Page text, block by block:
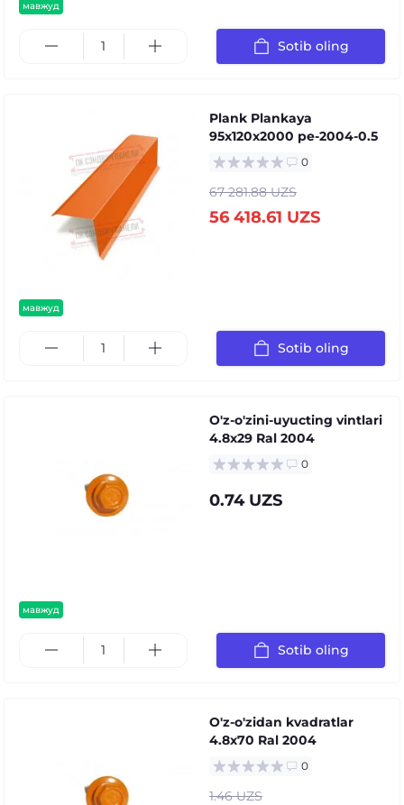
мавжуд
Sotib oling
мавжуд
Plank Plankaya
95x120x2000 pe-2004-0.5
0
67 281.88 UZS
56 418.61 UZS
Sotib oling
мавжуд
O'z-o'zini-uyucting vintlari
4.8x29 Ral 2004
0
0.74 UZS
Sotib oling
O'z-o'zidan kvadratlar
4.8x70 Ral 2004
0
1.46 UZS